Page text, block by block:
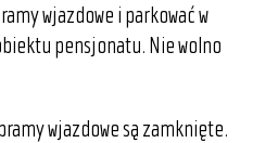
wjazdowe i parkować w
pensjonatu. Nie wolno
wjazdowe są zamknięte.